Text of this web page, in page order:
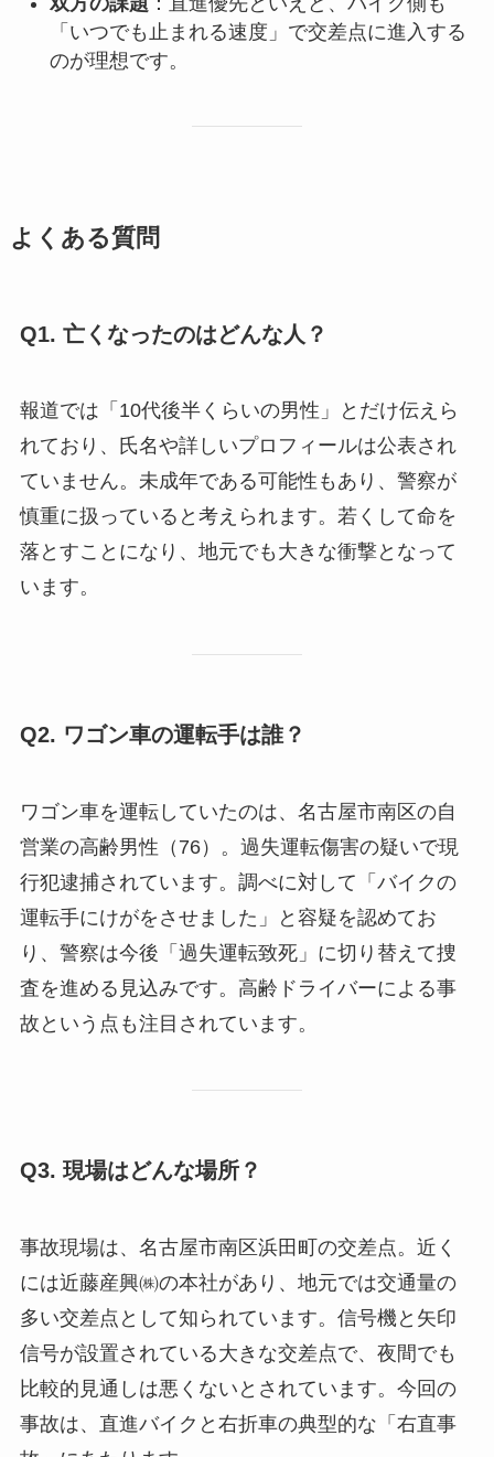
「いつでも止まれる速度」で交差点に進入する
のが理想です。
よくある質問
Q1. 亡くなったのはどんな人？
報道では「10代後半くらいの男性」とだけ伝えら
れており、氏名や詳しいプロフィールは公表され
ていません。未成年である可能性もあり、警察が
慎重に扱っていると考えられます。若くして命を
落とすことになり、地元でも大きな衝撃となって
います。
Q2. ワゴン車の運転手は誰？
ワゴン車を運転していたのは、名古屋市南区の自
営業の高齢男性（76）。過失運転傷害の疑いで現
行犯逮捕されています。調べに対して「バイクの
運転手にけがをさせました」と容疑を認めてお
り、警察は今後「過失運転致死」に切り替えて捜
査を進める見込みです。高齢ドライバーによる事
故という点も注目されています。
Q3. 現場はどんな場所？
事故現場は、名古屋市南区浜田町の交差点。近く
には近藤産興㈱の本社があり、地元では交通量の
多い交差点として知られています。信号機と矢印
信号が設置されている大きな交差点で、夜間でも
比較的見通しは悪くないとされています。今回の
事故は、直進バイクと右折車の典型的な「右直事